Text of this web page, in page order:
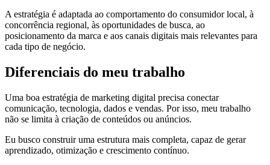
A estratégia é adaptada ao comportamento do consumidor local, à
concorrência regional, às oportunidades de busca, ao
posicionamento da marca e aos canais digitais mais relevantes para
cada tipo de negócio.
Diferenciais do meu trabalho
Uma boa estratégia de marketing digital precisa conectar
comunicação, tecnologia, dados e vendas. Por isso, meu trabalho
não se limita à criação de conteúdos ou anúncios.
Eu busco construir uma estrutura mais completa, capaz de gerar
aprendizado, otimização e crescimento contínuo.